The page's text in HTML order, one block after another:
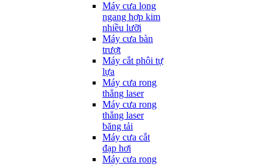
Máy cưa lọng
ngang hợp kim
nhiều lưỡi
Máy cưa bàn
trượt
Máy cắt phôi tự
lựa
Máy cưa rong
thẳng laser
Máy cưa rong
thẳng laser
băng tải
Máy cưa cắt
đạp hơi
Máy cưa rong